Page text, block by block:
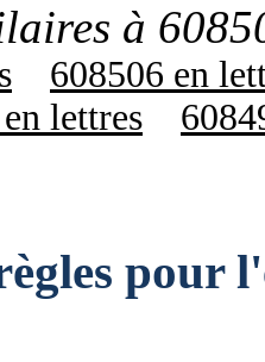
à
608506 en
lettres
pour